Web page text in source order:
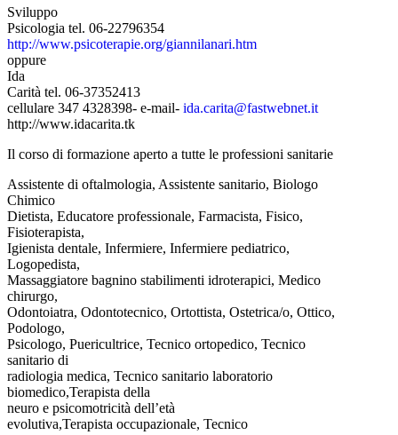
Sviluppo
Psicologia tel. 06-22796354
http://www.psicoterapie.org/giannilanari.htm
oppure
Ida
Carità tel. 06-37352413
cellulare 347 4328398- e-mail- ida.carita@fastwebnet.it
http://www.idacarita.tk
Il corso di formazione aperto a tutte le professioni sanitarie
Assistente di oftalmologia, Assistente sanitario, Biologo
Chimico
Dietista, Educatore professionale, Farmacista, Fisico,
Fisioterapista,
Igienista dentale, Infermiere, Infermiere pediatrico,
Logopedista,
Massaggiatore bagnino stabilimenti idroterapici, Medico
chirurgo,
Odontoiatra, Odontotecnico, Ortottista, Ostetrica/o, Ottico,
Podologo,
Psicologo, Puericultrice, Tecnico ortopedico, Tecnico
sanitario di
radiologia medica, Tecnico sanitario laboratorio
biomedico,Terapista della
neuro e psicomotricità dell’età
evolutiva,Terapista occupazionale, Tecnico